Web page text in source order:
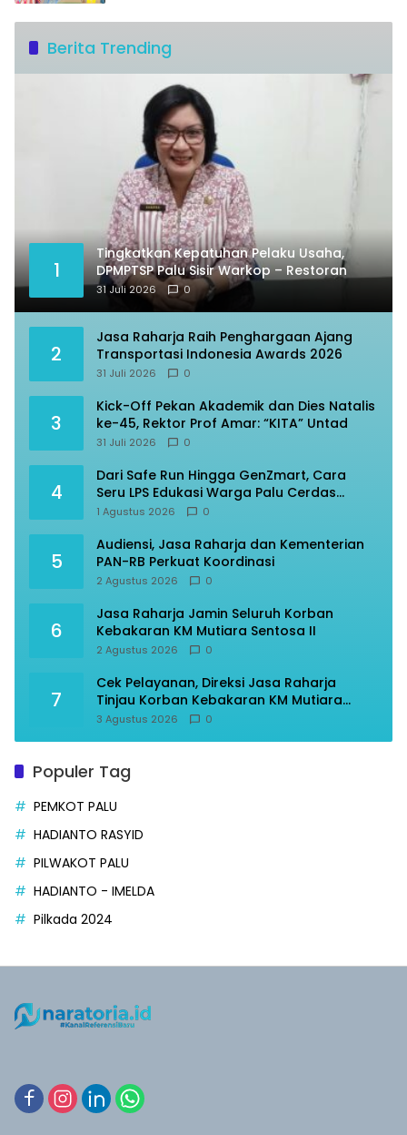
Berita Trending
1
Tingkatkan Kepatuhan Pelaku Usaha,
DPMPTSP Palu Sisir Warkop – Restoran
31 Juli 2026 0
2
Jasa Raharja Raih Penghargaan Ajang
Transportasi Indonesia Awards 2026
31 Juli 2026 0
3
Kick-Off Pekan Akademik dan Dies Natalis
ke-45, Rektor Prof Amar: “KITA” Untad
31 Juli 2026 0
4
Dari Safe Run Hingga GenZmart, Cara
Seru LPS Edukasi Warga Palu Cerdas
Finansial
1 Agustus 2026 0
5
Audiensi, Jasa Raharja dan Kementerian
PAN-RB Perkuat Koordinasi
2 Agustus 2026 0
6
Jasa Raharja Jamin Seluruh Korban
Kebakaran KM Mutiara Sentosa II
2 Agustus 2026 0
7
Cek Pelayanan, Direksi Jasa Raharja
Tinjau Korban Kebakaran KM Mutiara
Sentosa II
3 Agustus 2026 0
Populer Tag
PEMKOT PALU
HADIANTO RASYID
PILWAKOT PALU
HADIANTO - IMELDA
Pilkada 2024